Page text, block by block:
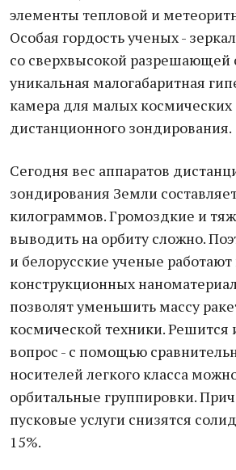
элементы тепловой и
Особая гордость ученых -
со сверхвысокой разрешающей
уникальная малогабаритная
камера для малых космических
дистанционного зондирования.
Сегодня вес аппаратов
зондирования Земли
килограммов. Громоздкие и
выводить на орбиту сложно.
и белорусские ученые
конструкционных
позволят уменьшить массу
космической техники.
вопрос - с помощью
носителей легкого класса
орбитальные группировки.
пусковые услуги снизятся
15%.